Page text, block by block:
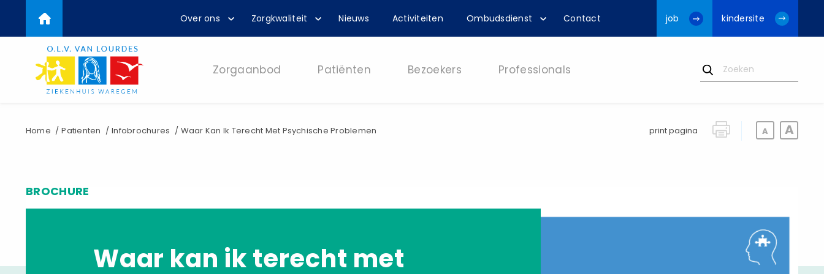
naar
Top
menu
Over ons Zorgkwaliteit Nieuws Activiteiten Ombudsdienst Contact job kindersite
Zorgaanbod Patiënten Bezoekers Professionals
Kruimelpad
Home Patienten Infobrochures Waar Kan Ik Terecht Met Psychische Problemen print pagina
BROCHURE
Waar kan ik terecht met